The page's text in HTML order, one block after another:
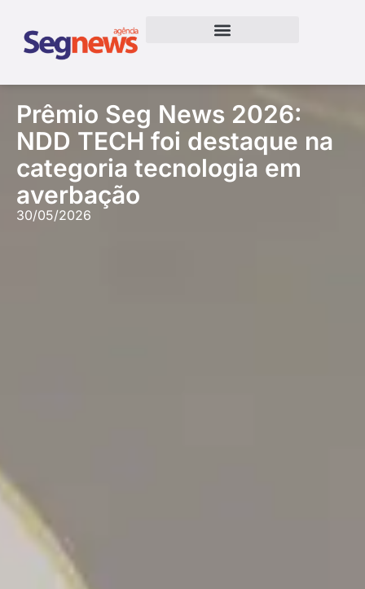
Prêmio Seg News 2026:
NDD TECH foi destaque na
categoria tecnologia em
averbação
30/05/2026